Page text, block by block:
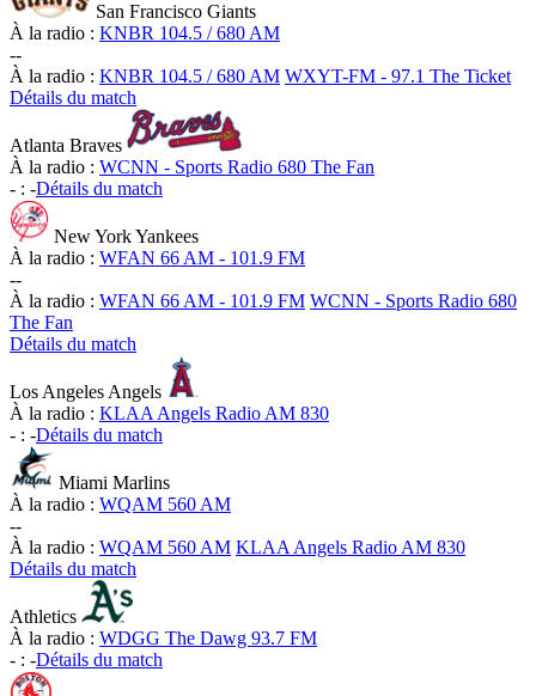
San Francisco Giants
À la radio : KNBR 104.5 / 680 AM
--
À la radio : KNBR 104.5 / 680 AM WXYT-FM - 97.1 The Ticket
Détails du match
Atlanta Braves
À la radio : WCNN - Sports Radio 680 The Fan
- : -Détails du match
New York Yankees
À la radio : WFAN 66 AM - 101.9 FM
--
À la radio : WFAN 66 AM - 101.9 FM WCNN - Sports Radio 680
The Fan
Détails du match
Los Angeles Angels
À la radio : KLAA Angels Radio AM 830
- : -Détails du match
Miami Marlins
À la radio : WQAM 560 AM
--
À la radio : WQAM 560 AM KLAA Angels Radio AM 830
Détails du match
Athletics
À la radio : WDGG The Dawg 93.7 FM
- : -Détails du match